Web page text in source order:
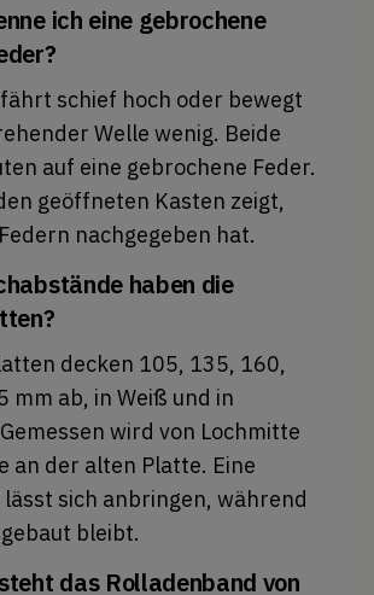
ich eine gebrochene
schief hoch oder bewegt
Welle wenig. Beide
auf eine gebrochene Feder.
geöffneten Kasten zeigt,
nachgegeben hat.
haben die
decken 105, 135, 160,
mm ab, in Weiß und in
wird von Lochmitte
an der alten Platte. Eine
sich anbringen, während
bleibt.
das Rolladenband von